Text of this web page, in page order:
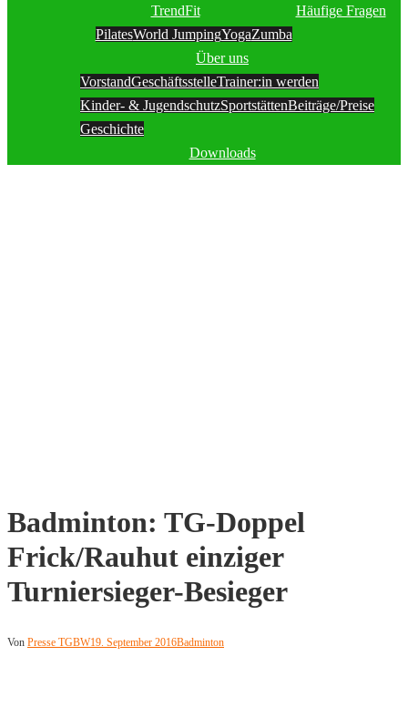
TrendFit
PilatesWorld JumpingYogaZumba
Häufige Fragen
Über uns
VorstandGeschäftsstelleTrainer:in werden
Kinder- & JugendschutzSportstättenBeiträge/Preise
Geschichte
Downloads
Badminton: TG-Doppel
Frick/Rauhut einziger
Turniersieger-Besieger
Von Presse TGBW19. September 2016Badminton